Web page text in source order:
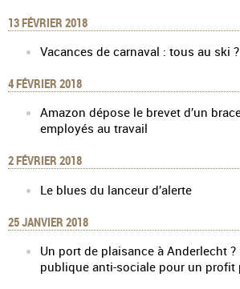
13 FÉVRIER 2018
Vacances de carnaval : tous au ski ?
4 FÉVRIER 2018
Amazon dépose le brevet d’un
employés au travail
2 FÉVRIER 2018
Le blues du lanceur d’alerte
25 JANVIER 2018
Un port de plaisance à Anderlecht ?
publique anti-sociale pour un profit